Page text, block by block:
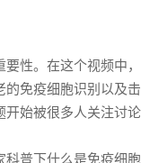
。在这个视频中
免疫细胞识别以及
始被很多人关注讨论
下什么是免疫细胞